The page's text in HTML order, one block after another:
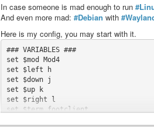
In case someone is mad enough to run
And even more mad: #Debian with
Here is my config, you may start with it.
### VARIABLES ###
set $mod Mod4
set $left h
set $down j
set $up k
set $right l
set $term footclient